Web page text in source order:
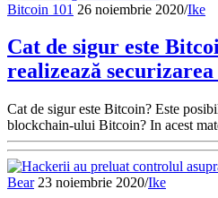
Bitcoin 101 26 noiembrie 2020/Ike
Cat de sigur este
realizează
Cat de sigur este Bitcoin? Este
blockchain-ului Bitcoin? In acest
Bear 23 noiembrie 2020/Ike